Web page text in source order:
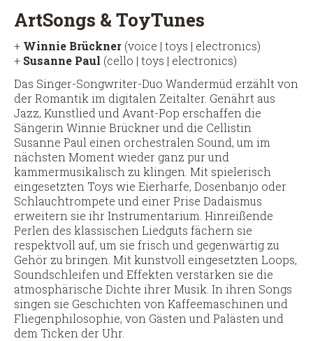
ArtSongs & ToyTunes
+ Winnie Brückner (voice | toys | electronics)
+ Susanne Paul (cello | toys | electronics)
Das Singer-Songwriter-Duo Wandermüd erzählt von
der Romantik im digitalen Zeitalter. Genährt aus
Jazz, Kunstlied und Avant-Pop erschaffen die
Sängerin Winnie Brückner und die Cellistin
Susanne Paul einen orchestralen Sound, um im
nächsten Moment wieder ganz pur und
kammermusikalisch zu klingen. Mit spielerisch
eingesetzten Toys wie Eierharfe, Dosenbanjo oder
Schlauchtrompete und einer Prise Dadaismus
erweitern sie ihr Instrumentarium. Hinreißende
Perlen des klassischen Liedguts fächern sie
respektvoll auf, um sie frisch und gegenwärtig zu
Gehör zu bringen. Mit kunstvoll eingesetzten Loops,
Soundschleifen und Effekten verstärken sie die
atmosphärische Dichte ihrer Musik. In ihren Songs
singen sie Geschichten von Kaffeemaschinen und
Fliegenphilosophie, von Gästen und Palästen und
dem Ticken der Uhr.